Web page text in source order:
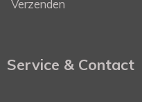
Verzenden
Service & Contact